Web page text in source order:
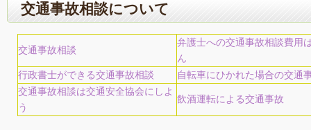
交通事故相談について
交通事故相談
弁護士への交通事故相談費用
ん
行政書士ができる交通事故相談
自転車にひかれた場合の交通
交通事故相談は交通安全協会にしよ
う
飲酒運転による交通事故